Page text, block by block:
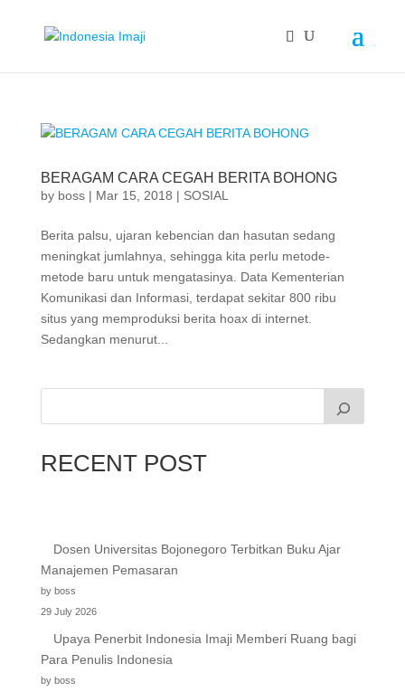
BERAGAM CARA CEGAH BERITA BOHONG
by boss| Mar 15, 2018 | SOSIAL
Berita palsu, ujaran kebencian dan hasutan sedang
meningkat jumlahnya, sehingga kita perlu metode-
metode baru untuk mengatasinya. Data Kementerian
Komunikasi dan Informasi, terdapat sekitar 800 ribu
situs yang memproduksi berita hoax di internet.
Sedangkan menurut...
RECENT POST
Dosen Universitas Bojonegoro Terbitkan Buku Ajar
Manajemen Pemasaran
by boss
29 July 2026
Upaya Penerbit Indonesia Imaji Memberi Ruang bagi
Para Penulis Indonesia
by boss